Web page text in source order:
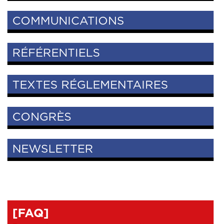
COMMUNICATIONS
RÉFÉRENTIELS
TEXTES RÉGLEMENTAIRES
CONGRÈS
NEWSLETTER
[FAQ]